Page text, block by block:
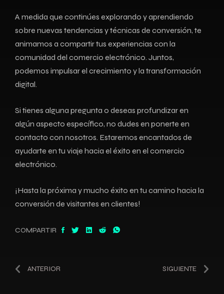
A medida‌ que continúes explorando y aprendiendo
sobre nuevas tendencias y técnicas de conversión, te
‌animamos a compartir tus experiencias con la
comunidad del comercio‌ electrónico. ⁣Juntos,
podemos impulsar el‌ crecimiento y la transformación
digital.
Si tienes alguna⁢ pregunta o deseas profundizar en
algún aspecto específico, no dudes en ponerte en
contacto⁤ con nosotros. Estaremos encantados de
ayudarte en tu viaje​ hacia el éxito ⁤en el comercio
electrónico.
¡Hasta la próxima y ‍mucho éxito en tu ​camino hacia la
conversión de ‌visitantes ‌en ‌clientes!
COMPARTIR
ANTERIOR SIGUIENTE